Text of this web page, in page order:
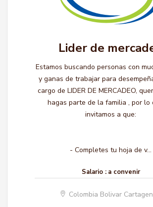
Lider de
Estamos buscando personas con
y ganas de trabajar para
cargo de LIDER DE MERCADEO,
hagas parte de la familia , por lo
invitamos a que:
- Completes tu hoja de v...
Salario : a convenir
Colombia Bolivar